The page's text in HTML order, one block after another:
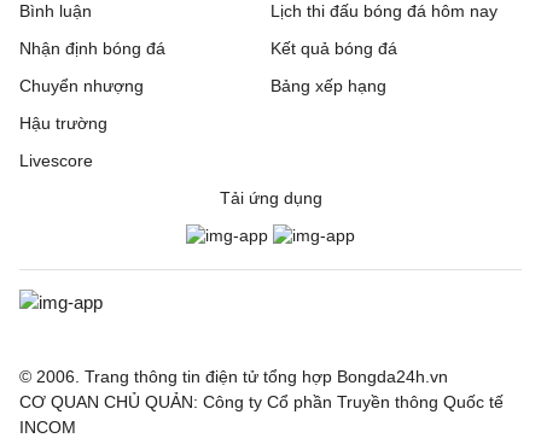
Beitar Jerusalem 1 - 2 Austria Wien
FC Twente 6 - 0
DAC 1904 Dunajska
Hapoel Tel Aviv
3 - 1
Borac Banja Luka 1 - 0 Maxline Vitebsk
Valur 0 - 2 FC Nordsjaella
Bình luận
Nhận định bóng đá
Chuyển nhượng
Hậu trường
Livescore
Lịch thi đấu bóng đá hôm nay
Kết quả bóng đá
Bảng xếp hạng
Tải ứng dụng
© 2006. Trang thông tin điện tử tổng hợp Bongda24h.vn
CƠ QUAN CHỦ QUẢN: Công ty Cổ phần Truyền thông Quốc tế
INCOM